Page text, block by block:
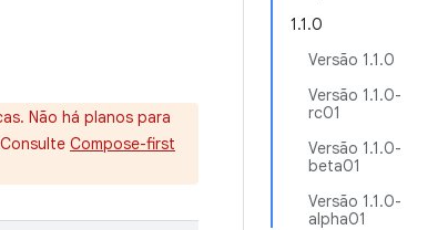
1.1.0
Versão 1.1.0
Versão 1.1.0-
rc01
Versão 1.1.0-
beta01
Versão 1.1.0-
alpha01
Não há planos para
Compose-first